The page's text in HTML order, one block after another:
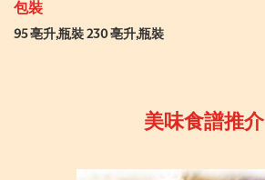
包裝
95 亳升,瓶裝 230 亳升,瓶裝
美味食譜推介